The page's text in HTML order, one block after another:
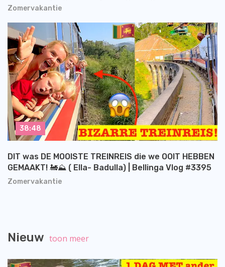
Zomervakantie
Zomervakantie
DIT was DE MOOISTE TREINREIS die we OOIT HEBBEN
GEMAAKT! 🚂⛰️ ( Ella- Badulla) | Bellinga Vlog #3395
38:48
Nieuw toon meer